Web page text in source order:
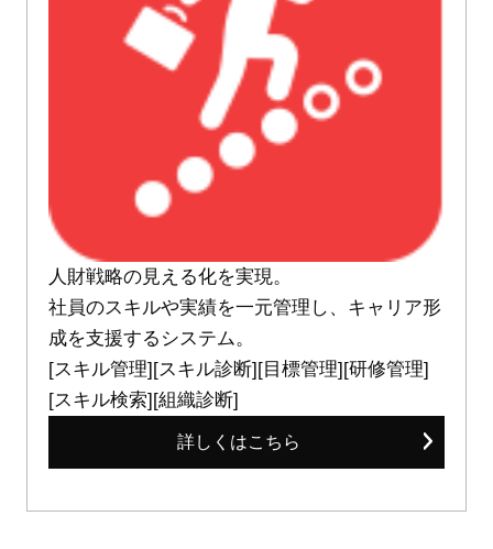
人財戦略の見える化を実現。
社員のスキルや実績を一元管理し、キャリア形
成を支援するシステム。
[スキル管理][スキル診断][目標管理][研修管理]
[スキル検索][組織診断]
詳しくはこちら